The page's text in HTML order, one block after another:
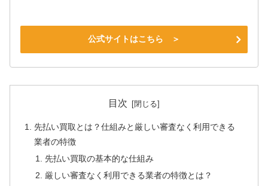
公式サイトはこちら ＞
目次
先払い買取とは？仕組みと厳しい審査なく利用できる
業者の特徴
先払い買取の基本的な仕組み
厳しい審査なく利用できる業者の特徴とは？